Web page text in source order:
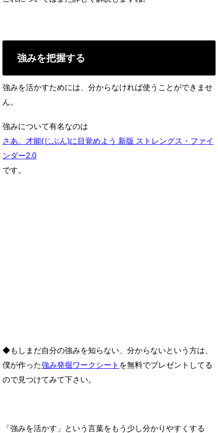
強みを把握する
強みを活かすためには、分からなければ使うことができませ
ん。
強みについて有名なのは
さあ、才能(じぶん)に目覚めよう 新版 ストレングス・ファイ
ンダー2.0
です。
◆もしまだ自分の強みを知らない、分からないという方は、
僕が作った強み発掘ワークシート を無料でプレゼントしてる
ので見つけてみて下さい。
「強みを活かす」という言葉をもう少し分かりやすくする